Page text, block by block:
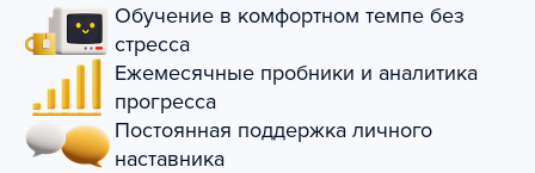
Обучение в комфортном темпе без
стресса
Ежемесячные пробники и аналитика
прогресса
Постоянная поддержка личного
наставника